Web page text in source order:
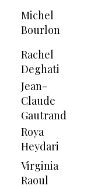
Michel
Bourlon
Rachel
Deghati
Jean-
Claude
Gautrand
Roya
Heydari
Virginia
Raoul